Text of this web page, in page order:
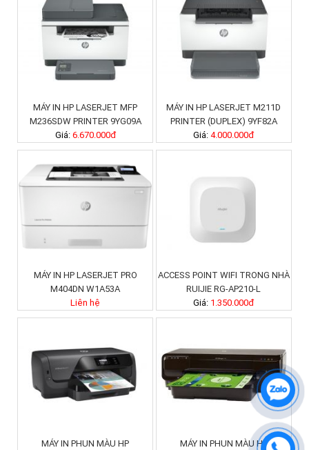
MÁY IN HP LASERJET MFP
M236SDW PRINTER 9YG09A
Giá: 6.670.000đ
MÁY IN HP LASERJET M211D
PRINTER (DUPLEX) 9YF82A
Giá:4.000.000đ
MÁY IN HP LASERJET PRO
M404DN W1A53A
Liên hệ
ACCESS POINT WIFI TRONG NHÀ
RUIJIE RG-AP210-L
Giá: 1.350.000đ
MÁY IN PHUN MÀU HP
MÁY IN PHUN MÀU HP